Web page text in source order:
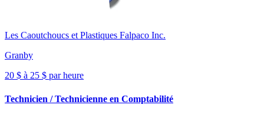
Les Caoutchoucs et Plastiques Falpaco Inc.
Granby
20 $ à 25 $ par heure
Technicien / Technicienne en Comptabilité